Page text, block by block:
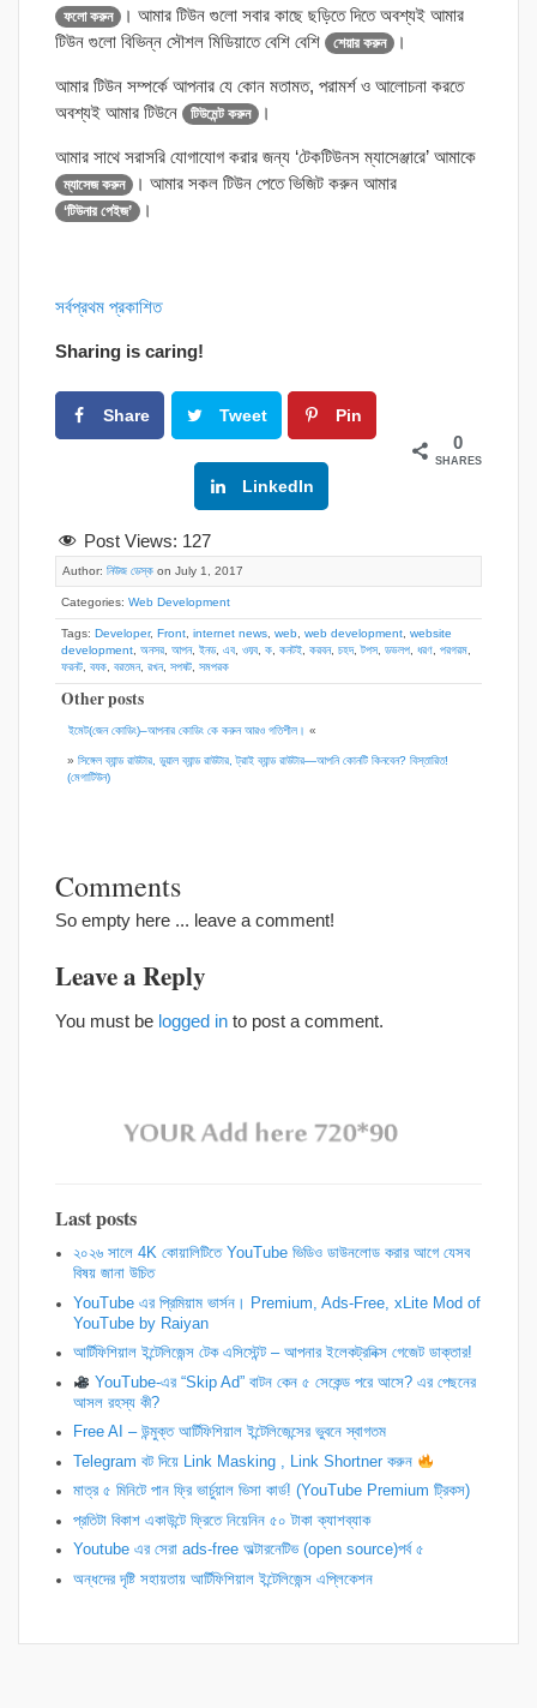
ফলো করুন
। আমার টিউন গুলো সবার কাছে ছড়িতে দিতে অবশ্যই আমার
টিউন গুলো বিভিন্ন সৌশল মিডিয়াতে বেশি বেশি
শেয়ার করুন ।
আমার টিউন সম্পর্কে আপনার যে কোন মতামত, পরামর্শ ও আলোচনা করতে
অবশ্যই আমার টিউনে
টিউমেন্ট করুন ।
আমার সাথে সরাসরি যোগাযোগ করার জন্য ‘টেকটিউনস ম্যাসেঞ্জারে’ আমাকে
ম্যাসেজ করুন । আমার সকল টিউন পেতে ভিজিট করুন আমার
‘টিউনার পেইজ’ ।
সর্বপ্রথম প্রকাশিত
Sharing is caring!
Share Tweet Pin
LinkedIn
0
SHARES
Post Views: 127
Author: নিউজ ডেস্ক on July 1, 2017
Categories: Web Development
Tags: Developer, Front internet news web web development website
development অনসর আপন, ইনড, এব ওয়ব ক কনটই করবন, চহদ,টপস ডভলপ ধরণ পরগরম
ফরনট বযক বরতমন, রখন, সপষট সমপরক
Other posts
ইমেট(জেন কোডিং)–আপনার কোডিং কে করুন আরও গতিশীল। «
» সিঙ্গেল ব্যান্ড রাউটার, ডুয়াল ব্যান্ড রাউটার, ট্রাই ব্যান্ড রাউটার—আপনি কোনটি কিনবেন? বিস্তারিত!
(মেগাটিউন)
Comments
So empty here ... leave a comment!
Leave a Reply
You must be logged in to post a comment.
Last posts
২০২৬ সালে 4K কোয়ালিটিতে YouTube ভিডিও ডাউনলোড করার আগে যেসব
বিষয় জানা উচিত
YouTube এর প্রিমিয়াম ভার্সন। Premium, Ads-Free, xLite Mod of
YouTube by Raiyan
আর্টিফিশিয়াল ইন্টেলিজেন্স টেক এসিস্টেন্ট – আপনার ইলেকট্রনিক্স গেজেট ডাক্তার!
YouTube-এর “Skip Ad” বাটন কেন ৫ সেকেন্ড পরে আসে? এর পেছনের
আসল রহস্য কী?
Free AI – উন্মুক্ত আর্টিফিশিয়াল ইন্টেলিজেন্সের ভুবনে স্বাগতম
Telegram বট দিয়ে Link Masking , Link Shortner করুন
​মাত্র ৫ মিনিটে পান ফ্রি ভার্চুয়াল ভিসা কার্ড! (YouTube Premium ট্রিকস)
প্রতিটা বিকাশ একাউন্টে ফ্রিতে নিয়েনিন ৫০ টাকা ক্যাশব্যাক
Youtube এর সেরা ads-free অল্টারনেটিভ (open source)পর্ব ৫
অন্ধদের দৃষ্টি সহায়তায় আর্টিফিশিয়াল ইন্টেলিজেন্স এপ্লিকেশন